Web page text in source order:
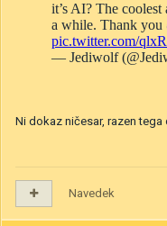
Ni dokaz ničesar, razen
Navedek